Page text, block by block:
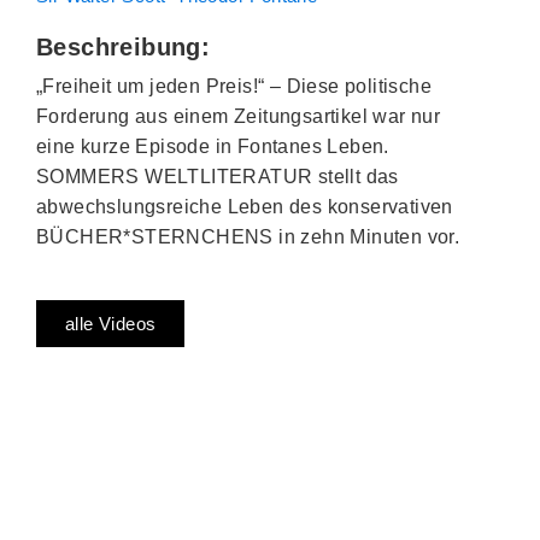
Beschreibung:
„Freiheit um jeden Preis!“ – Diese politische
Forderung aus einem Zeitungsartikel war nur
eine kurze Episode in Fontanes Leben.
SOMMERS WELTLITERATUR stellt das
abwechslungsreiche Leben des konservativen
BÜCHER*STERNCHENS in zehn Minuten vor.
alle Videos